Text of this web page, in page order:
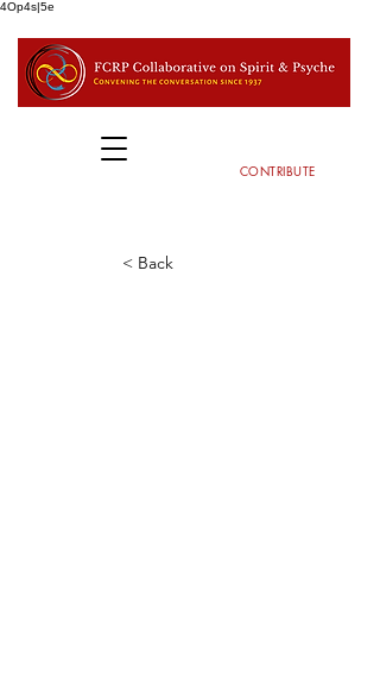
4Op4s|5e
CONTRIBUTE
< Back